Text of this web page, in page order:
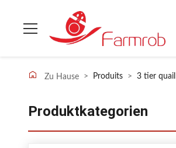
Zu Hause > Produits > 3 tier quail
Produktkategorien